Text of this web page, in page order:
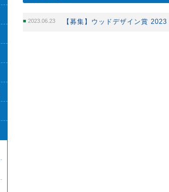
2023.06.23 【募集】ウッドデザイン賞 2023